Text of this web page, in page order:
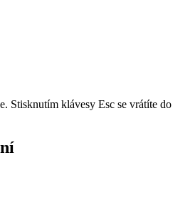
Stisknutím klávesy Esc se vrátíte do